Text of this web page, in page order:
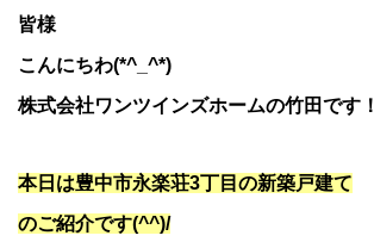
皆様
こんにちわ(*^_^*)
株式会社ワンツインズホームの竹田です！
本日は豊中市永楽荘3丁目の新築戸建て
のご紹介です(^^)/